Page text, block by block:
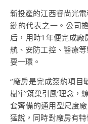
新投產的江西睿尚光
鏈的代表之一。公司
后，用時1年便完成
航、安防工控、醫療
要一環。
“廠房是完成簽約項目
樹牢‘筑巢引鳳’理念
套齊備的通用型尺度
猛說，同時對廠房有